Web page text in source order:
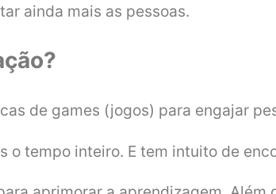
ainda mais as pessoas.
de games (jogos) para engajar
o tempo inteiro. E tem intuito de